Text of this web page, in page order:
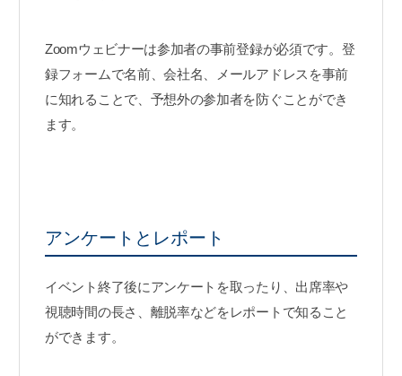
Zoomウェビナーは参加者の事前登録が必須です。登
録フォームで名前、会社名、メールアドレスを事前
に知れることで、予想外の参加者を防ぐことができ
ます。
アンケートとレポート
イベント終了後にアンケートを取ったり、出席率や
視聴時間の長さ、離脱率などをレポートで知ること
ができます。